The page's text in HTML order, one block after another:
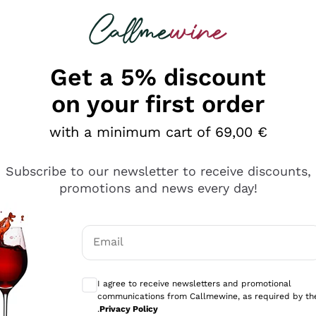
looking for
è male ma secondo me ci sono alternative che
Get a 5% discount
on your first order
with a minimum cart of 69,00 €
Subscribe to our newsletter to receive discounts,
promotions and news every day!
Email
I agree to receive newsletters and promotional
communications from Callmewine, as required by
.Privacy Policy